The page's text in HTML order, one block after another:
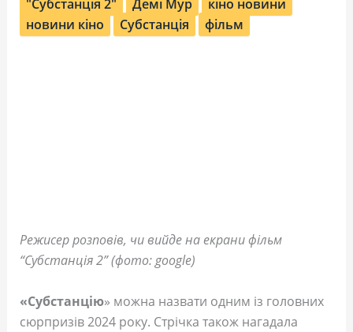
"Субстанція 2" Демі Мур
кіно новини
новини кіно
Субстанція фільм
Режисер розповів, чи вийде на екрани фільм
“Субстанція 2” (фото: google)
«Субстанцію» можна назвати одним із головних
сюрпризів 2024 року. Стрічка також нагадала